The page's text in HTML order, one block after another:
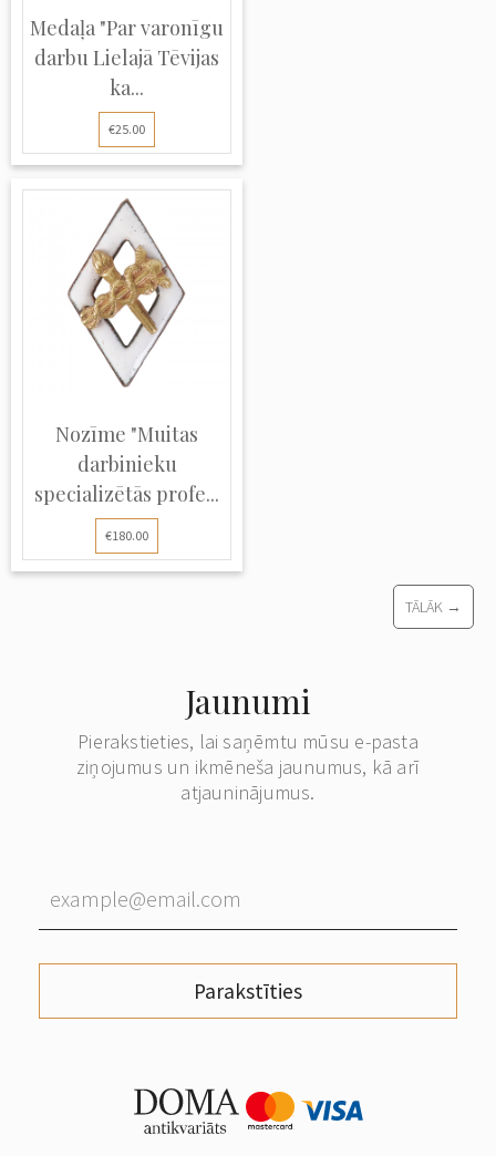
Medaļa "Par varonīgu
darbu Lielajā Tēvijas
ka...
€25.00
Nozīme "Muitas
darbinieku
specializētās profe...
€180.00
TĀLĀK →
Jaunumi
Pierakstieties, lai saņēmtu mūsu e-pasta
ziņojumus un ikmēneša jaunumus, kā arī
atjauninājumus.
Parakstīties